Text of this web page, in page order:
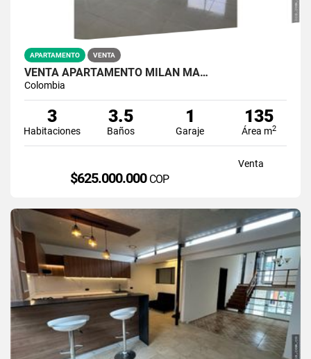
APARTAMENTO VENTA
VENTA APARTAMENTO MILÁN MA…
Colombia
3
Habitaciones
3.5
Baños
1
Garaje
135
Área m2
Venta
$625.000.000 COP